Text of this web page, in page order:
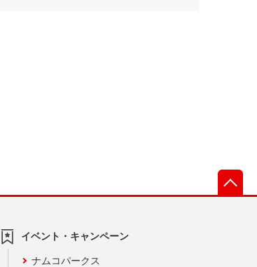
イベント・キャンペーン
ナムコパークス